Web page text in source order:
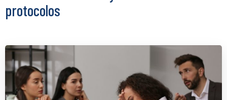
protocolos